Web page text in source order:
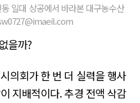
일대 상공에서 바라본 대구농수산
을까?
의회가 한 번 더 실력을 행사
지배적이다. 추경 전액 삭감